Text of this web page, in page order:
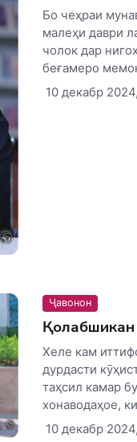
Бо чеҳраи
малеҳи даври
чолок дар
беғамеро
10 декабр
Ҷавонон
Қолабшикан
Хеле кам
дурдасти
таҳсил камар
хонаводаҳое,
10 декабр